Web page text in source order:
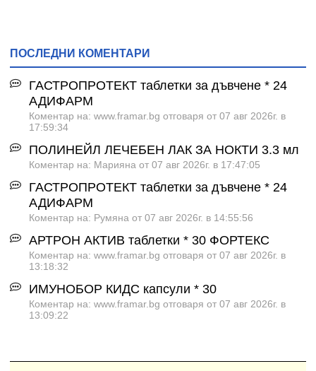
ПОСЛЕДНИ КОМЕНТАРИ
ГАСТРОПРОТЕКТ таблетки за дъвчене * 24
АДИФАРМ
Коментар на: www.framar.bg отговаря от 07 авг 2026г. в
17:59:34
ПОЛИНЕЙЛ ЛЕЧЕБЕН ЛАК ЗА НОКТИ 3.3 мл
Коментар на: Марияна от 07 авг 2026г. в 17:47:05
ГАСТРОПРОТЕКТ таблетки за дъвчене * 24
АДИФАРМ
Коментар на: Румяна от 07 авг 2026г. в 14:55:56
АРТРОН АКТИВ таблетки * 30 ФОРТЕКС
Коментар на: www.framar.bg отговаря от 07 авг 2026г. в
13:18:32
ИМУНОБОР КИДС капсули * 30
Коментар на: www.framar.bg отговаря от 07 авг 2026г. в
13:09:22